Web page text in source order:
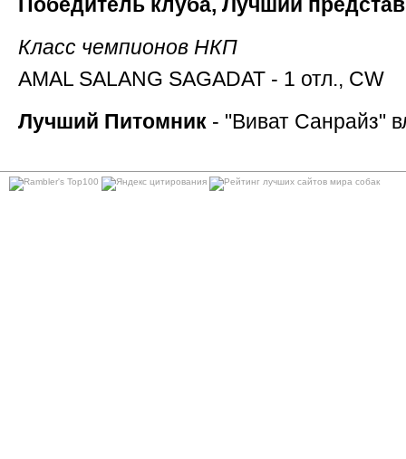
Класс чемпионов НКП
AMAL SALANG SAGADAT - 1 отл., CW
Лучший Питомник - "Виват Санрайз"